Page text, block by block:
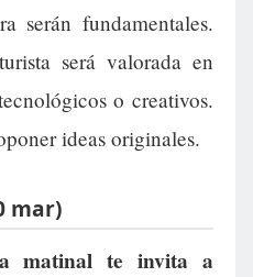
serán fundamentales.
será valorada en
o creativos.
ideas originales.
mar)
matinal te invita a